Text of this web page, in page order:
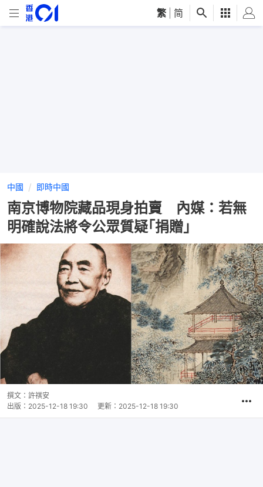
繁 简
中國 即時中國
南京博物院藏品現身拍賣 內媒：若無
明確說法將令公眾質疑｢捐贈｣
撰文： 許祺安
出版： 2025-12-18 19:30 更新： 2025-12-18 19:30